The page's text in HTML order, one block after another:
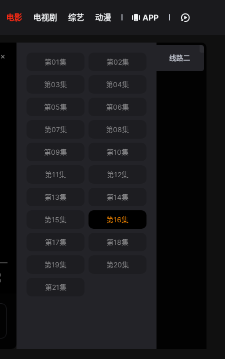
电影 电视剧 综艺 动漫 APP
线路二
第01集 第02集
第03集 第04集
第05集 第06集
第07集 第08集
第09集 第10集
第11集 第12集
第13集 第14集
第15集 第16集
第17集 第18集
第19集 第20集
第21集